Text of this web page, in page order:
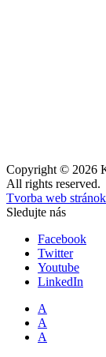
Copyright © 2026
All rights reserved.
Tvorba web
Sledujte nás
Facebook
Twitter
Youtube
LinkedIn
A
A
A